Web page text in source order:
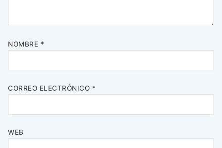
NOMBRE *
CORREO ELECTRÓNICO *
WEB